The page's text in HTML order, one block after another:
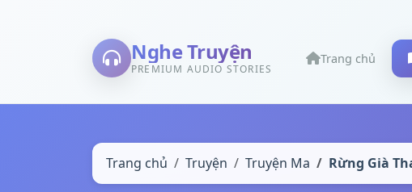
Nghe Truyện
PREMIUM AUDIO STORIES
Trang chủ
Trang chủ Truyện Truyện Ma Rừng Già